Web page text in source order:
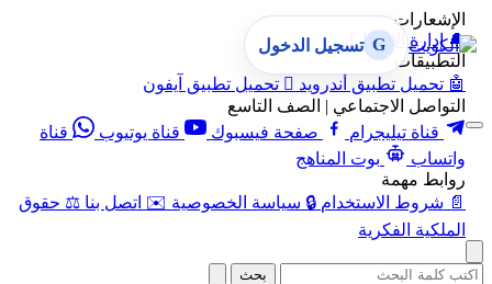
الإشعارات
🔔 إدارة الإشعارات
التطبيقات
🤖 تحميل تطبيق أندرويد  تحميل تطبيق آيفون
التواصل الاجتماعي | الصف التاسع
قناة تيليجرام
صفحة فيسبوك قناة يوتيوب
قناة
واتساب
بوت المناهج
روابط مهمة
📄 شروط الاستخدام 🔒 سياسة الخصوصية ✉️ اتصل بنا ⚖️ حقوق
الملكية الفكرية
G تسجيل الدخول
بحث